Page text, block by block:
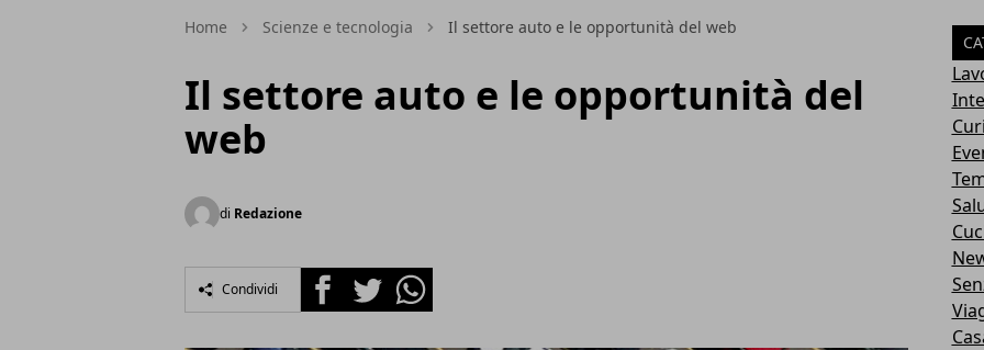
Home Scienze e tecnologia Il settore auto e le opportunità del web
Il settore auto e le opportunità del
web
di Redazione
Condividi FacebookTwitterWhatsapp